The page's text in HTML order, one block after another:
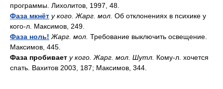
программы. Лихолитов, 1997, 48.
Фаза мкнёт у кого. Жарг. мол. Об отклонениях в психике у
кого-л. Максимов, 249.
Фаза ноль! Жарг. мол. Требование выключить освещение.
Максимов, 445.
Фаза пробивает у кого. Жарг. мол. Шутл. Кому-л. хочется
спать. Вахитов 2003, 187; Максимов, 344.